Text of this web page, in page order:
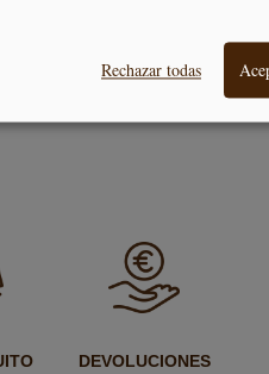
AÑADIR AL CARRITO
DEVOLUCIONES
Rechazar todas